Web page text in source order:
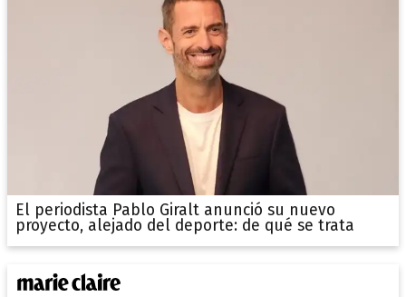
El periodista Pablo Giralt anunció su nuevo
proyecto, alejado del deporte: de qué se trata